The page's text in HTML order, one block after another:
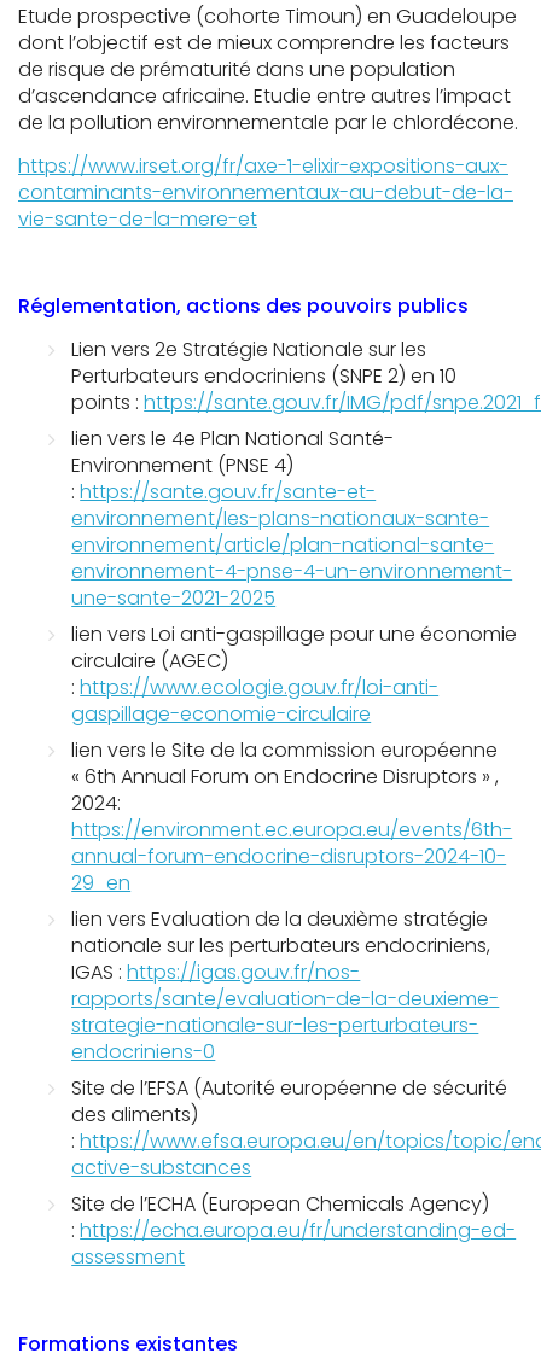
Etude prospective (cohorte Timoun) en Guadeloupe
dont l’objectif est de mieux comprendre les facteurs
de risque de prématurité dans une population
d’ascendance africaine. Etudie entre autres l’impact
de la pollution environnementale par le chlordécone.
https://www.irset.org/fr/axe-1-elixir-expositions-aux-
contaminants-environnementaux-au-debut-de-la-
vie-sante-de-la-mere-et
Réglementation, actions des pouvoirs publics
Lien vers2e Stratégie Nationale sur les
Perturbateurs endocriniens (SNPE 2) en 10
points :https://sante.gouv.fr/IMG/pdf/
lien vers le 4e Plan National Santé-
Environnement (PNSE 4)
:https://sante.gouv.fr/sante-et-
environnement/les-plans-nationaux-sante-
environnement/article/plan-national-sante-
environnement-4-pnse-4-un-environnement-
une-sante-2021-2025
lien vers Loi anti-gaspillage pour une économie
circulaire (AGEC)
:https://www.ecologie.gouv.fr/loi-anti-
gaspillage-economie-circulaire
lien vers le Site de la commission européenne
« 6th Annual Forum on Endocrine Disruptors » ,
2024:
https://environment.ec.europa.eu/events/6th-
annual-forum-endocrine-disruptors-2024-10-
29_en
lien vers Evaluation de la deuxième stratégie
nationale sur les perturbateurs endocriniens,
IGAS :https://igas.gouv.fr/nos-
rapports/sante/evaluation-de-la-deuxieme-
strategie-nationale-sur-les-perturbateurs-
endocriniens-0
Site de l’EFSA (Autorité européenne de sécurité
des aliments)
:https://www.efsa.europa.eu/en/topics/topic/
active-substances
Site de l’ECHA (European Chemicals Agency)
:https://echa.europa.eu/fr/understanding-ed-
assessment
Formations existantes